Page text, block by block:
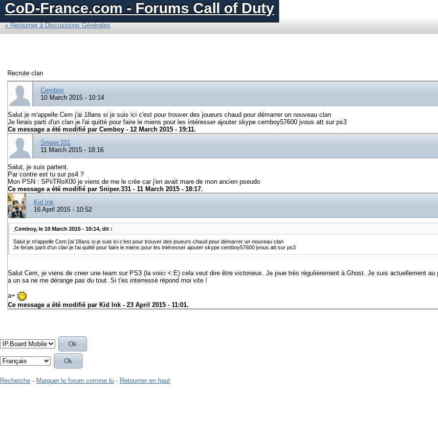
CoD-France.com - Forums Call of Duty
« Retourner à Discussions Générales
Recrute clan
Cemboy
10 March 2015 - 10:14
Salut je m'appelle Cem j'ai 18ans si je suis ici c'est pour trouver des joueurs chaud pour démarrer un nouveau clan
Je ferais parti d'un clan je l'ai quitté pour faire le miens pour les intéresser ajouter skype cemboy57600 jvous att sur ps3
Ce message a été modifié par Cemboy - 12 March 2015 - 19:11.
Sniper.331
11 March 2015 - 18:16
Salut, je suis partent.
Par contre est tu sur ps4 ?
Mon PSN : SPiiTRoX00 je viens de me le crée car j'en avait mare de mon ancien pseudo
Ce message a été modifié par Sniper.331 - 11 March 2015 - 18:17.
Kid Ink
16 April 2015 - 10:52
Cemboy, le 10 March 2015 - 10:14, dit :
Salut je m'appelle Cem j'ai 18ans si je suis ici c'est pour trouver des joueurs chaud pour démarrer un nouveau clan
Je ferais parti d'un clan je l'ai quitté pour faire le miens pour les intéresser ajouter skype cemboy57600 jvous att sur ps3
Salut Cem, je viens de creer une team sur PS3 (la voici <:E) cela veut dire être victorieux. Je joue très régulièrement à Ghost. Je suis actuellement
a un sa ne me dérange pas du tout. Si t'es interressé répond moi vite !
a+
Ce message a été modifié par Kid Ink - 23 April 2015 - 11:01.
Recherche · Marquer le forum comme lu · Retourner en haut